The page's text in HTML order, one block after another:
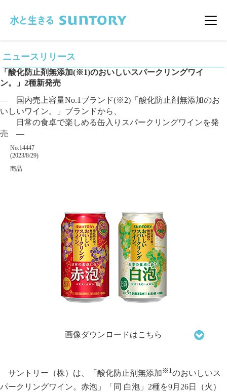
メ
ニュースリリース
「酸化防止剤無添加(※1)のおいしいスパークリングワイ
ン。」2種新発売
― 国内売上容量No.1ブランド(※2)「酸化防止剤無添加のお
いしいワイン。」ブランドから、
日常の食卓で楽しめる缶入りスパークリングワインを発
売 ―
掲載番号
No.14447
掲載日
(2023/8/29)
カテゴリー
商品
画像ダウンロードはこちら
サントリー（株）は、「酸化防止剤無添加 ※1のおいしいス
パークリングワイン。赤泡」「同 白泡」2種を9月26日（火）